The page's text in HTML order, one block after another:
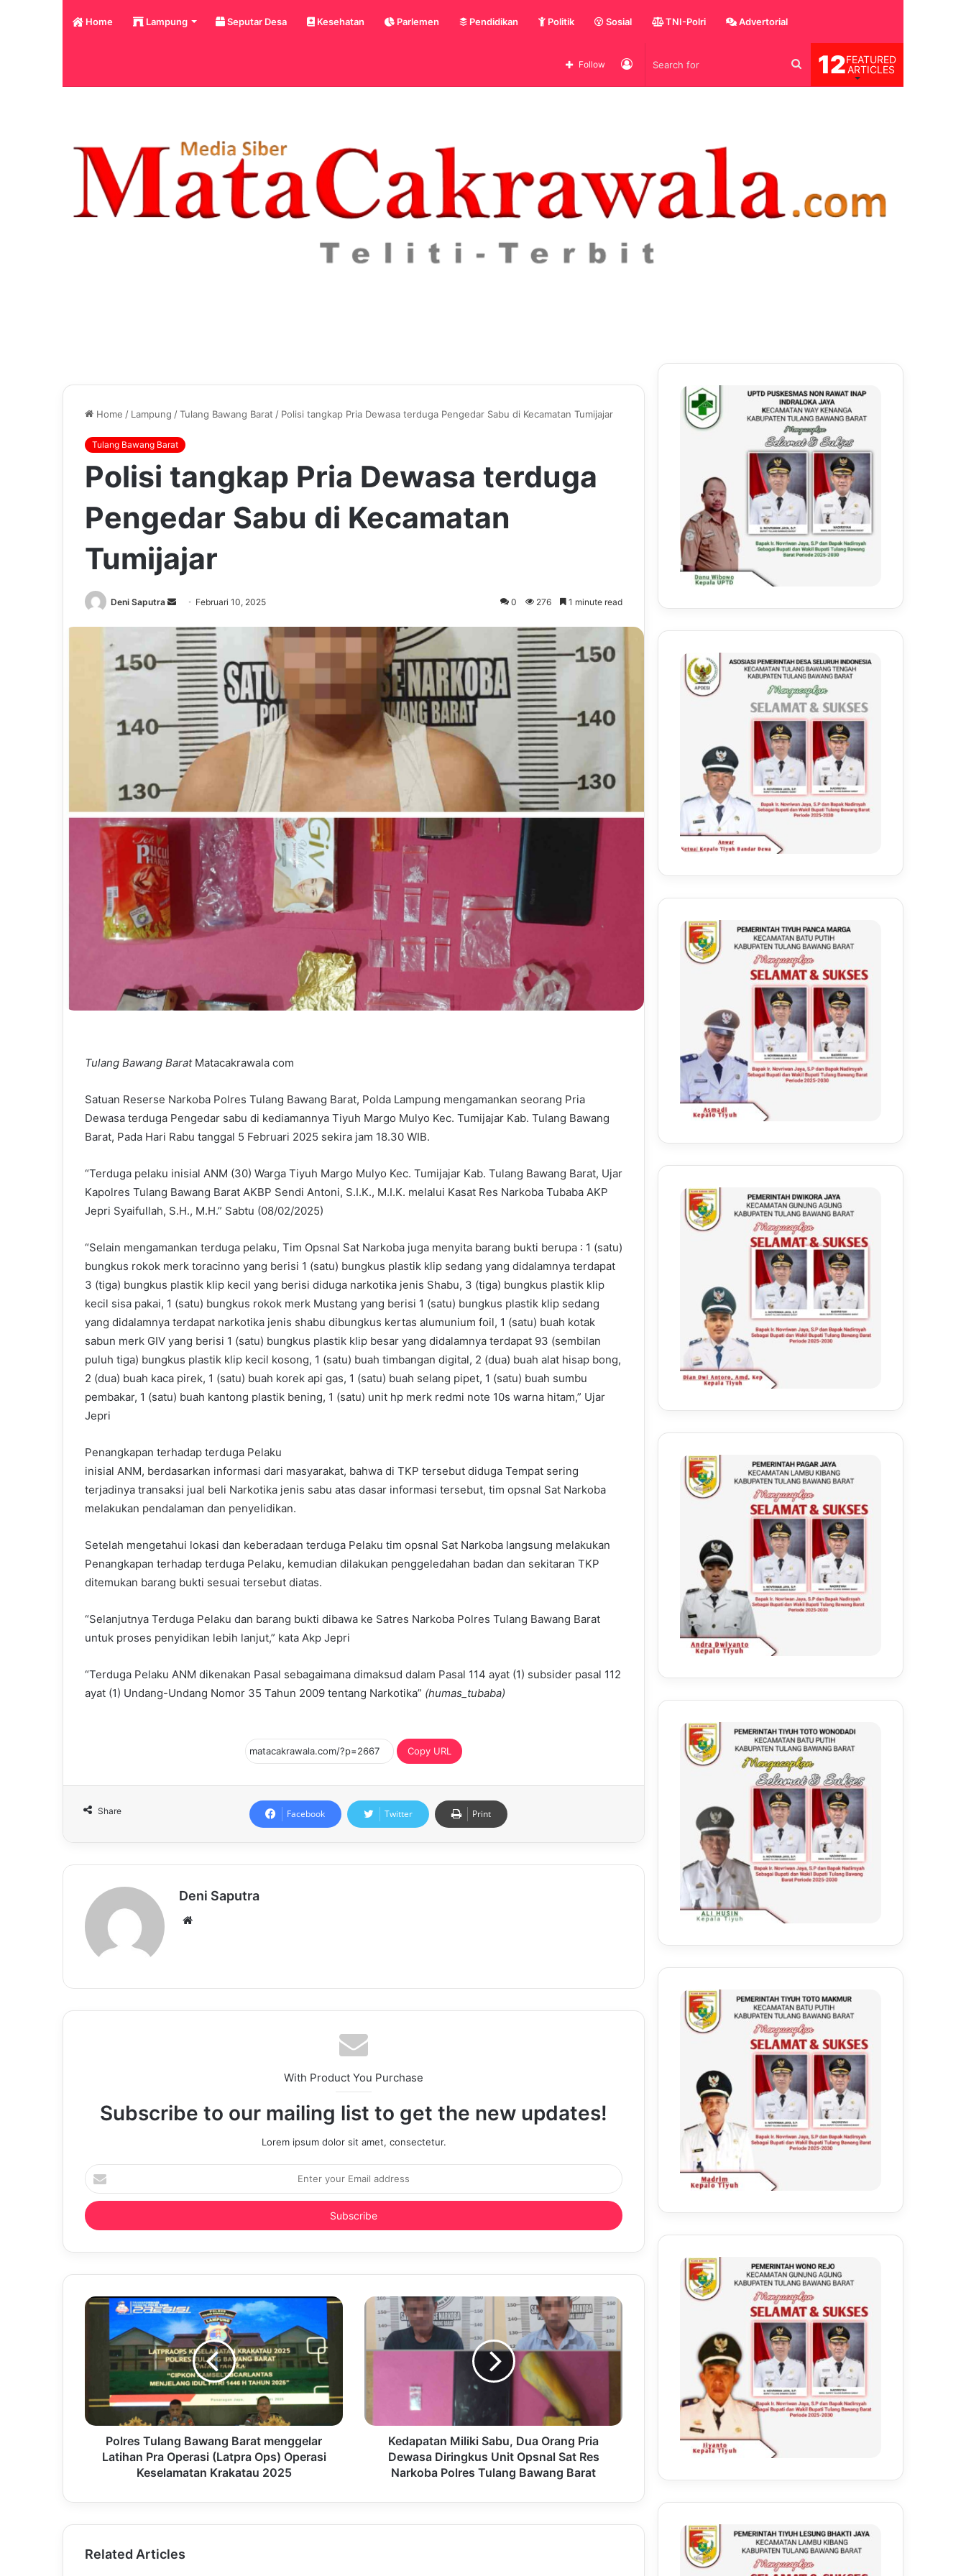
Home Lampung Seputar Desa Kesehatan Parlemen Pendidikan Politik Sosial TNI-Polri Advertorial
12FEATURED
ARTICLES
Search
Log
Follow
Home / Lampung /Tulang Bawang Barat / Polisi tangkap Pria Dewasa terduga Pengedar Sabu di Kecamatan Tumijajar
Tulang Bawang Barat
Polisi tangkap Pria Dewasa terduga
Pengedar Sabu di Kecamatan
Tumijajar
Deni Saputra
Send
email
Februari 10, 2025 0 276 1 minute read
Tulang Bawang BaratMatacakrawala com
Satuan Reserse Narkoba Polres Tulang Bawang Barat, Polda Lampung mengamankan seorang Pria
Dewasa terduga Pengedar sabu di kediamannya Tiyuh Margo Mulyo Kec. Tumijajar Kab. Tulang Bawang
Barat, Pada Hari Rabu tanggal 5 Februari 2025 sekira jam 18.30 WIB.
“Terduga pelaku inisial ANM (30) Warga Tiyuh Margo Mulyo Kec. Tumijajar Kab. Tulang Bawang Barat, Ujar
Kapolres Tulang Bawang Barat AKBP Sendi Antoni, S.I.K., M.I.K. melalui Kasat Res Narkoba Tubaba AKP
Jepri Syaifullah, S.H., M.H.” Sabtu (08/02/2025)
“Selain mengamankan terduga pelaku, Tim Opsnal Sat Narkoba juga menyita barang bukti berupa : 1 (satu)
bungkus rokok merk toracinno yang berisi 1 (satu) bungkus plastik klip sedang yang didalamnya terdapat
3 (tiga) bungkus plastik klip kecil yang berisi diduga narkotika jenis Shabu, 3 (tiga) bungkus plastik klip
kecil sisa pakai, 1 (satu) bungkus rokok merk Mustang yang berisi 1 (satu) bungkus plastik klip sedang
yang didalamnya terdapat narkotika jenis shabu dibungkus kertas alumunium foil, 1 (satu) buah kotak
sabun merk GIV yang berisi 1 (satu) bungkus plastik klip besar yang didalamnya terdapat 93 (sembilan
puluh tiga) bungkus plastik klip kecil kosong, 1 (satu) buah timbangan digital, 2 (dua) buah alat hisap bong,
2 (dua) buah kaca pirek, 1 (satu) buah korek api gas, 1 (satu) buah selang pipet, 1 (satu) buah sumbu
pembakar, 1 (satu) buah kantong plastik bening, 1 (satu) unit hp merk redmi note 10s warna hitam,” Ujar
Jepri
Penangkapan terhadap terduga Pelaku
inisial ANM, berdasarkan informasi dari masyarakat, bahwa di TKP tersebut diduga Tempat sering
terjadinya transaksi jual beli Narkotika jenis sabu atas dasar informasi tersebut, tim opsnal Sat Narkoba
melakukan pendalaman dan penyelidikan.
Setelah mengetahui lokasi dan keberadaan terduga Pelaku tim opsnal Sat Narkoba langsung melakukan
Penangkapan terhadap terduga Pelaku, kemudian dilakukan penggeledahan badan dan sekitaran TKP
ditemukan barang bukti sesuai tersebut diatas.
“Selanjutnya Terduga Pelaku dan barang bukti dibawa ke Satres Narkoba Polres Tulang Bawang Barat
untuk proses penyidikan lebih lanjut,” kata Akp Jepri
“Terduga Pelaku ANM dikenakan Pasal sebagaimana dimaksud dalam Pasal 114 ayat (1) subsider pasal 112
ayat (1) Undang-Undang Nomor 35 Tahun 2009 tentang Narkotika” (humas_tubaba)
Copy URL
Share Facebook Twitter Print
Deni Saputra
With Product You Purchase
Subscribe to our mailing list to get the new updates!
Lorem ipsum dolor sit amet, consectetur.
Enter
your
Email
address
Polres Tulang Bawang Barat menggelar
Latihan Pra Operasi (Latpra Ops) Operasi
Keselamatan Krakatau 2025
Kedapatan Miliki Sabu, Dua Orang Pria
Dewasa Diringkus Unit Opsnal Sat Res
Narkoba Polres Tulang Bawang Barat
Related Articles